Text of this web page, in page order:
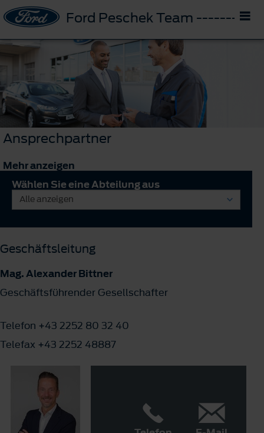
Ford Peschek Team --------
Ansprechpartner
Mehr anzeigen
Wählen Sie eine Abteilung aus
Geschäftsleitung
Mag. Alexander Bittner
Geschäftsführender Gesellschafter
Telefon +43 2252 80 32 40
Telefax +43 2252 48887